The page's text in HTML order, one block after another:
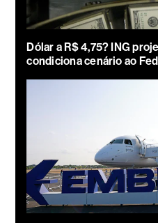
Dólar a R$ 4,75? ING
condiciona cenário ao